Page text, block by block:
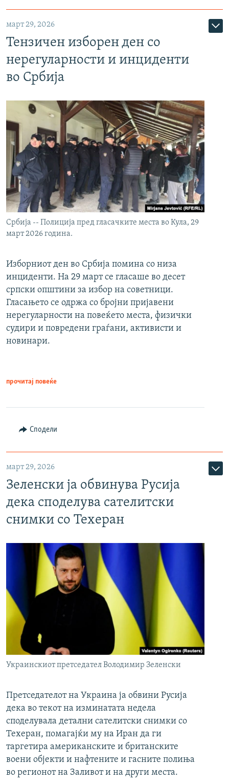
март 29, 2026
Тензичен изборен ден со
нерегуларности и инциденти
во Србија
Србија -- Полиција пред гласачките места во Кула, 29
март 2026 година.
Изборниот ден во Србија помина со низа
инциденти. На 29 март се гласаше во десет
српски општини за избор на советници.
Гласањето се одржа со бројни пријавени
нерегуларности на повеќето места, физички
судири и повредени граѓани, активисти и
новинари.
прочитај повеќе
Сподели
март 29, 2026
Зеленски ја обвинува Русија
дека споделува сателитски
снимки со Техеран
Украинскиот претседател Володимир Зеленски
Претседателот на Украина ја обвини Русија
дека во текот на изминатата недела
споделувала детални сателитски снимки со
Техеран, помагајќи му на Иран да ги
таргетира американските и британските
воени објекти и нафтените и гасните полиња
во регионот на Заливот и на други места.